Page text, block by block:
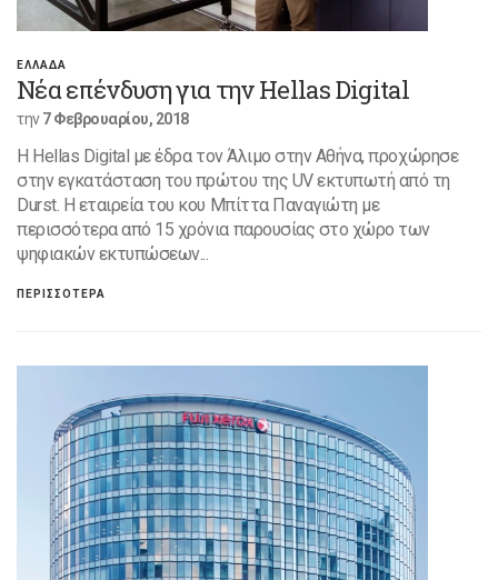
ΕΛΛΑΔΑ
Νέα επένδυση για την Hellas Digital
την7 Φεβρουαρίου, 2018
Η Hellas Digital με έδρα τον Άλιμο στην Αθήνα, προχώρησε
στην εγκατάσταση του πρώτου της UV εκτυπωτή από τη
Durst. Η εταιρεία του κου Μπίττα Παναγιώτη με
περισσότερα από 15 χρόνια παρουσίας στο χώρο των
ψηφιακών εκτυπώσεων...
ΠΕΡΙΣΣΟΤΕΡΑ